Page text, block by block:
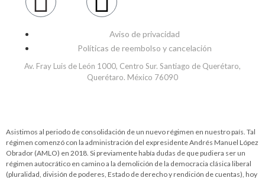
Aviso de privacidad
Políticas de reembolso y cancelación
Av. Fray Luis de León 1000, Centro Sur. Santiago de Querétaro,
Querétaro. México 76090
Asistimos al periodo de consolidación de un nuevo régimen en nuestro país. Tal
régimen comenzó con la administración del expresidente Andrés Manuel López
Obrador (AMLO) en 2018. Si previamente había dudas de que pudiera ser un
régimen autocrático en camino a la demolición de la democracia clásica liberal
(pluralidad, división de poderes, Estado de derecho y rendición de cuentas), hoy